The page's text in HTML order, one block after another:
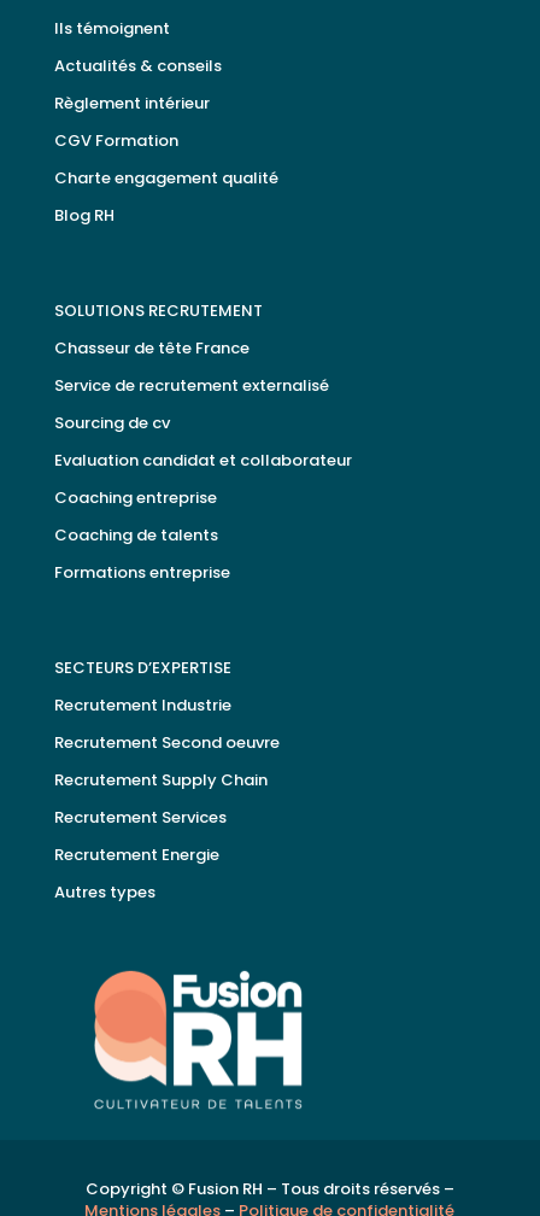
Ils témoignent
Actualités & conseils
Règlement intérieur
CGV Formation
Charte engagement qualité
Blog RH
SOLUTIONS RECRUTEMENT
Chasseur de tête France
Service de recrutement externalisé
Sourcing de cv
Evaluation candidat et collaborateur
Coaching entreprise
Coaching de talents
Formations entreprise
SECTEURS D’EXPERTISE
Recrutement Industrie
Recrutement Second oeuvre
Recrutement Supply Chain
Recrutement Services
Recrutement Energie
Autres types
Copyright © Fusion RH – Tous droits réservés –
Mentions légales – Politique de confidentialité